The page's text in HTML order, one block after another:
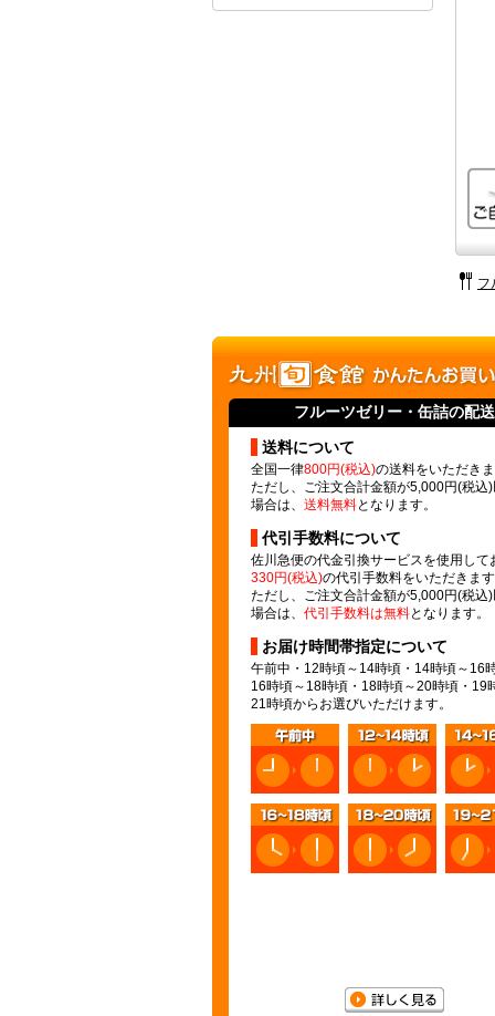
フ
フルーツゼリー ・缶詰の配送
送料について
全国一律800円(税込)の送料をいただき
ただし、ご注文合計金額が5,000円(税込
場合は、 送料無料となります。
代引手数料について
佐川急便の代金引換サービスを使用して
330円(税込)の代引手数料をいただきま
ただし、ご注文合計金額が5,000円(税込
場合は、 代引手数料は無料となります。
お届け時間帯指定について
午前中・12時頃～14時頃・14時頃～16
16時頃～18時頃・18時頃～20時頃・19
21時頃からお選びいただけます。